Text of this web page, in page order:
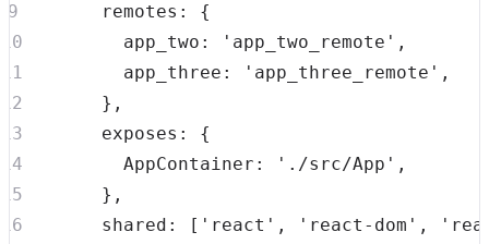
remotes :
{
app_two : 'app_two_remote' ,
app_three : 'app_three_remote' ,
} ,
exposes :
{
AppContainer : './src/App' ,
} ,
shared : [ 'react' , 'react-dom' ,